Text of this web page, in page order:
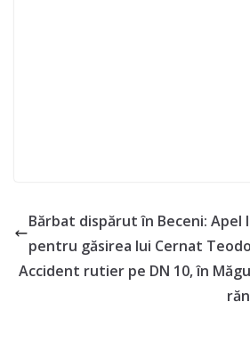
Bărbat dispărut în Beceni: Apel
pentru găsirea lui Cernat
Accident rutier pe DN 10, în